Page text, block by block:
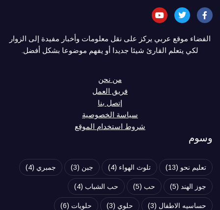
الفضاء موقع عربي يركز على نقل معلومات وأخبار مفيدة إلى الزوار
لكي يتعلم القارئ شيئا جديدا أو يفهم موضوعا بشكل أفضل.
من نحن
فريق العمل
إتصل بنا
سياسة الخصوصية
شروط استخدام الموقع
وسوم
تعليم نحو (13) تلوث الهواء (4) جبن (3) جمبري (4)
جوز الهند (5) حب (5) حب الشباب (4)
حساسيه الاطفال (3) حلوي (3) حلويات (6)